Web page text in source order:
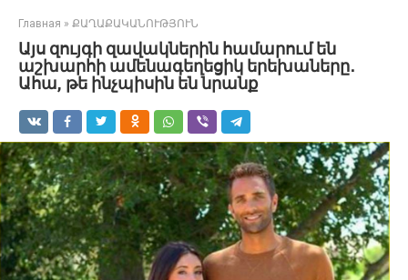
Главная » ՔԱՂԱՔԱԿԱՆՈՒԹՅՈՒՆ
Այս զույգի զավակներին համարում են
աշխարհի ամենագեղեցիկ երեխաները․
Ահա, թե ինչպիսին են նրանք